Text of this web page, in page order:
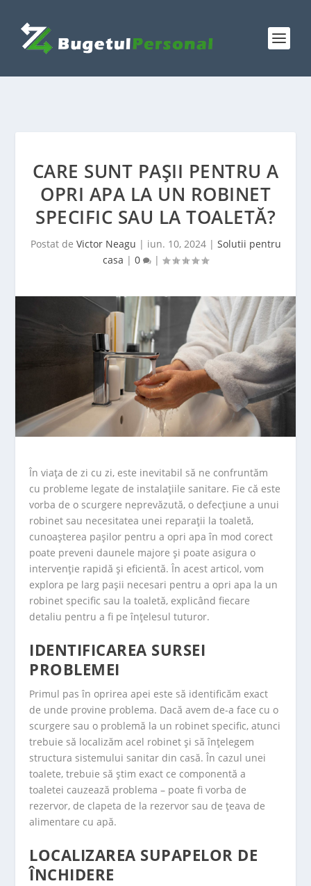
CARE SUNT PAȘII PENTRU A
OPRI APA LA UN ROBINET
SPECIFIC SAU LA TOALETĂ?
Postat de Victor Neagu | iun. 10, 2024| Solutii pentru
casa | 0 |
În viața de zi cu zi, este inevitabil să ne confruntăm
cu probleme legate de instalațiile sanitare. Fie că este
vorba de o scurgere neprevăzută, o defecțiune a unui
robinet sau necesitatea unei reparații la toaletă,
cunoașterea pașilor pentru a opri apa în mod corect
poate preveni daunele majore și poate asigura o
intervenție rapidă și eficientă. În acest articol, vom
explora pe larg pașii necesari pentru a opri apa la un
robinet specific sau la toaletă, explicând fiecare
detaliu pentru a fi pe înțelesul tuturor.
IDENTIFICAREA SURSEI
PROBLEMEI
Primul pas în oprirea apei este să identificăm exact
de unde provine problema. Dacă avem de-a face cu o
scurgere sau o problemă la un robinet specific, atunci
trebuie să localizăm acel robinet și să înțelegem
structura sistemului sanitar din casă. În cazul unei
toalete, trebuie să știm exact ce componentă a
toaletei cauzează problema – poate fi vorba de
rezervor, de clapeta de la rezervor sau de țeava de
alimentare cu apă.
LOCALIZAREA SUPAPELOR DE
ÎNCHIDERE